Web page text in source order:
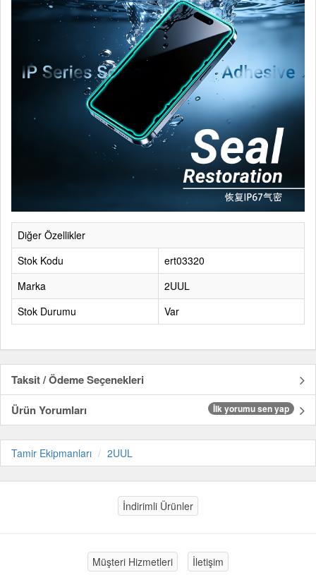
Diğer Özellikler
Stok Kodu
ert03320
Marka
2UUL
Stok Durumu
Var
Taksit / Ödeme Seçenekleri
Ürün Yorumları
İlk yorumu sen yap
Tamir Ekipmanları 2UUL
İndirimli Ürünler
Müşteri Hizmetleri İletişim